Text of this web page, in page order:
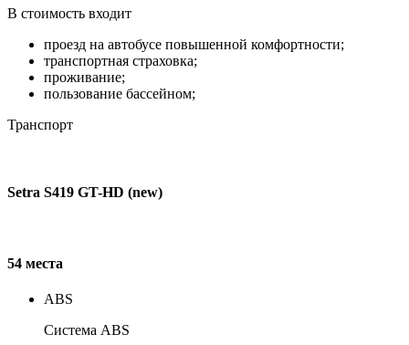
В стоимость входит
проезд на автобусе повышенной комфортности;
транспортная страховка;
проживание;
пользование бассейном;
Транспорт
Setra S419 GT-HD (new)
54 места
ABS
Система ABS